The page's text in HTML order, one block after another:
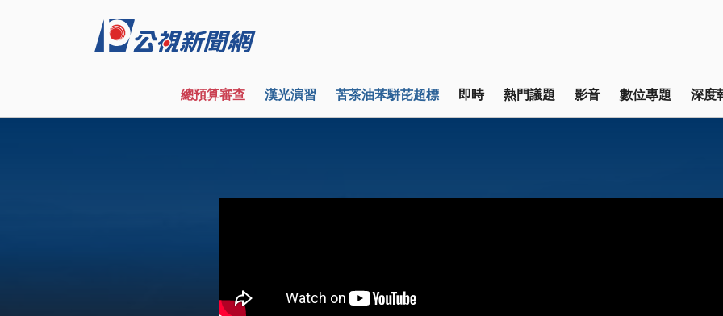
總預算審查 漢光演習 苦茶油苯駢芘超標 即時 熱門議題 影音 數位專題 深度